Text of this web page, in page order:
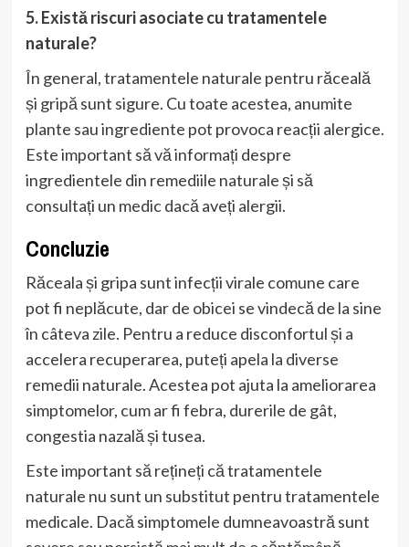
5. Există riscuri asociate cu tratamentele
naturale?
În general, tratamentele naturale pentru răceală
și gripă sunt sigure. Cu toate acestea, anumite
plante sau ingrediente pot provoca reacții alergice.
Este important să vă informați despre
ingredientele din remediile naturale și să
consultați un medic dacă aveți alergii.
Concluzie
Răceala și gripa sunt infecții virale comune care
pot fi neplăcute, dar de obicei se vindecă de la sine
în câteva zile. Pentru a reduce disconfortul și a
accelera recuperarea, puteți apela la diverse
remedii naturale. Acestea pot ajuta la ameliorarea
simptomelor, cum ar fi febra, durerile de gât,
congestia nazală și tusea.
Este important să rețineți că tratamentele
naturale nu sunt un substitut pentru tratamentele
medicale. Dacă simptomele dumneavoastră sunt